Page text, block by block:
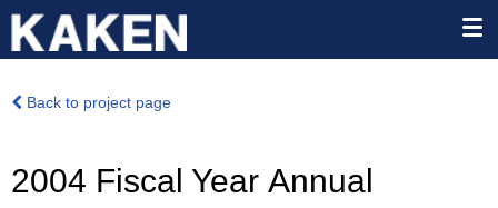
Back to project page
2004 Fiscal Year Annual